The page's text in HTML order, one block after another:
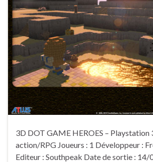
3D DOT GAME HEROES – Playstation
action/RPG Joueurs : 1 Développeur :
Editeur : Southpeak Date de sortie :